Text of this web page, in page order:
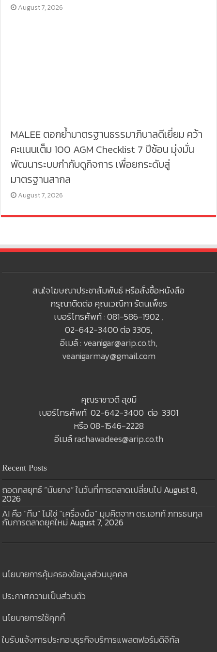
August 7, 2026
MALEE ตอกย้ำมาตรฐานธรรมาภิบาลดีเยี่ยม คว้า
คะแนนเต็ม 100 AGM Checklist 7 ปีซ้อน มุ่งมั่น
พัฒนาระบบกำกับดูกิจการ เพื่อยกระดับสู่
มาตรฐานสากล
August 7, 2026
สนใจโฆษณาประชาสัมพันธ์ หรือสั่งซื้อหนังสือ
กรุณาติดต่อ คุณเวณิกา รัตนเพ็ชร
เบอร์โทรศัพท์ : 081-586-1902 ,
02-642-3400 ต่อ 3305,
อีเมล์ : veanigar@arip.co.th,
veanigarmay@gmail.com
คุณราชาวดี สุขมี
เบอร์โทรศัพท์ 02-642-3400 ต่อ 3301
หรือ 08-1546-2228
อีเมล์rachawadees@arip.co.th
Recent Posts
ถอดกลยุทธ์ “นันยาง” ในวันที่การตลาดเปลี่ยนไป August 8,
2026
AI คือ “ทีม” ไม่ใช่ “เครื่องมือ” มุมคิดจาก ดร.เอกก์ ภทรธนกุล
กับการตลาดยุคใหม่ August 7, 2026
นโยบายการคุ้มครองข้อมูลส่วนบุคคล
ประกาศความเป็นส่วนตัว
นโยบายการใช้คุกกี้
ใบรับแจ้งการประกอบธุรกิจบริการแพลตฟอร์มดิจิทัล